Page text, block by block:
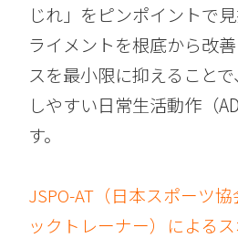
じれ」をピンポイントで
ライメントを根底から改
スを最小限に抑えること
しやすい日常生活動作（
す。
JSPO-AT（日本スポーツ
ックトレーナー）による